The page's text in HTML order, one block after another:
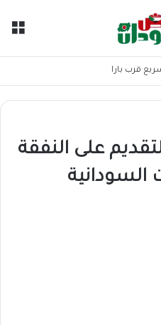
قرب بارا
على النفقة
السودانية